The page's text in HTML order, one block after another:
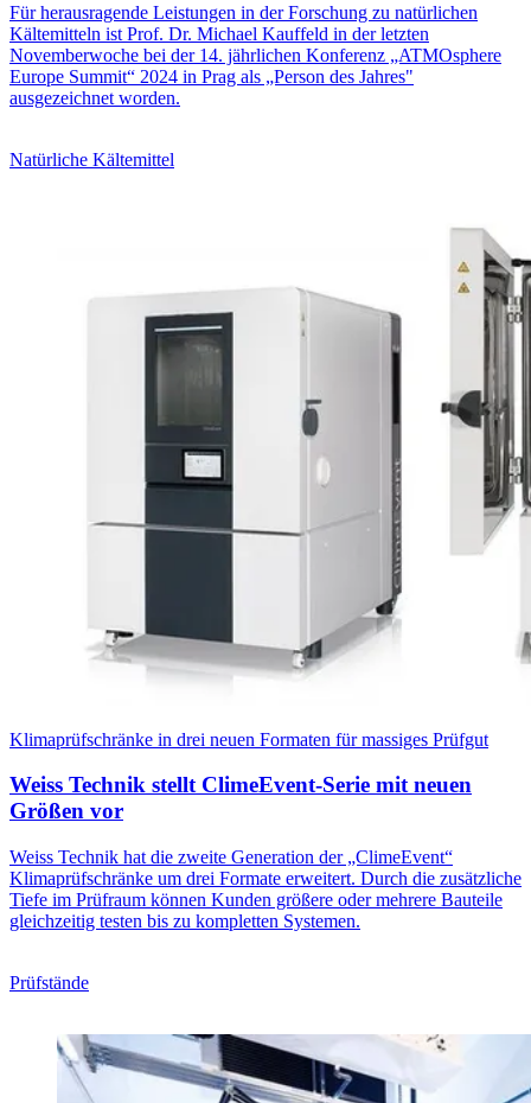
Für herausragende Leistungen in der Forschung zu natürlichen
Kältemitteln ist Prof. Dr. Michael Kauffeld in der letzten
Novemberwoche bei der 14. jährlichen Konferenz „ATMOsphere
Europe Summit“ 2024 in Prag als „Person des Jahres"
ausgezeichnet worden.
Natürliche Kältemittel
Klimaprüfschränke in drei neuen Formaten für massiges Prüfgut
Weiss Technik stellt ClimeEvent-Serie mit neuen
Größen vor
Weiss Technik hat die zweite Generation der „ClimeEvent“
Klimaprüfschränke um drei Formate erweitert. Durch die zusätzliche
Tiefe im Prüfraum können Kunden größere oder mehrere Bauteile
gleichzeitig testen bis zu kompletten Systemen.
Prüfstände